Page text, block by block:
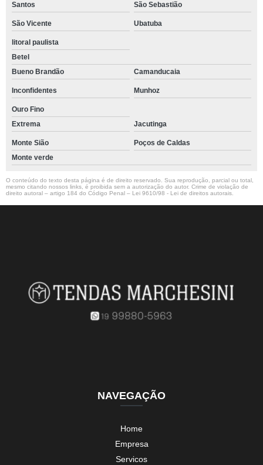
Santos São Sebastião
São Vicente Ubatuba
litoral paulista
Betel
Bueno Brandão
Camanducaia
Inconfidentes Munhoz
Ouro Fino
Extrema
Jacutinga
Monte Sião
Poços de Caldas
Monte verde
O conteúdo do texto desta página é de direito reservado. Sua reprodução, parcial ou total,
mesmo citando nossos links, é proibida sem a autorização do autor. Crime de violação de
direito autoral – artigo 184 do Código Penal – Lei 9610/98 - Lei de direitos autorais
NAVEGAÇÃO
Home
Empresa
Servicos